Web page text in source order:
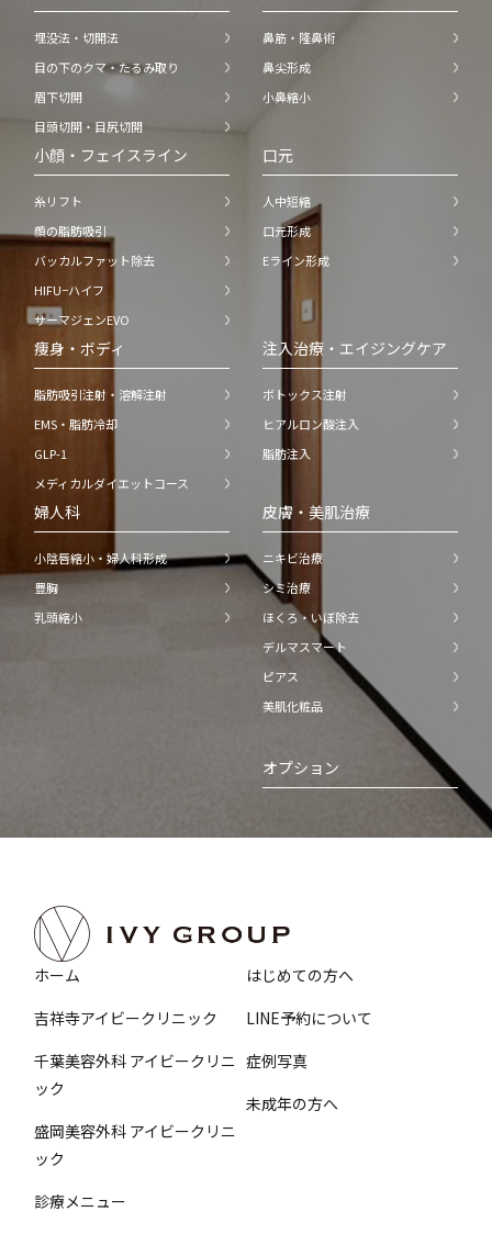
埋没法・切開法
目の下のクマ・たるみ取り
眉下切開
目頭切開・目尻切開
鼻筋・隆鼻術
鼻尖形成
小鼻縮小
小顔・フェイスライン
糸リフト
顔の脂肪吸引
バッカルファット除去
HIFU−ハイフ
サーマジェンEVO
口元
人中短縮
口元形成
Eライン形成
痩身・ボディ
脂肪吸引注射・溶解注射
EMS・脂肪冷却
GLP-1
メディカルダイエットコース
注入治療・エイジングケア
ボトックス注射
ヒアルロン酸注入
脂肪注入
婦人科
小陰唇縮小・婦人科形成
豊胸
乳頭縮小
皮膚・美肌治療
ニキビ治療
シミ治療
ほくろ・いぼ除去
デルマスマート
ピアス
美肌化粧品
オプション
ホーム
吉祥寺アイビークリニック
千葉美容外科 アイビークリニ
ック
盛岡美容外科 アイビークリニ
ック
診療メニュー
はじめての方へ
LINE予約について
症例写真
未成年の方へ